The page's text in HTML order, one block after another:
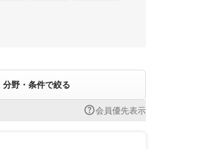
分野・条件で絞る
会員優先表示